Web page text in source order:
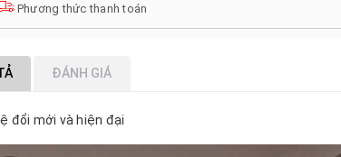
Phương thức thanh toán
ĐÁNH GIÁ
đổi mới và hiện đại